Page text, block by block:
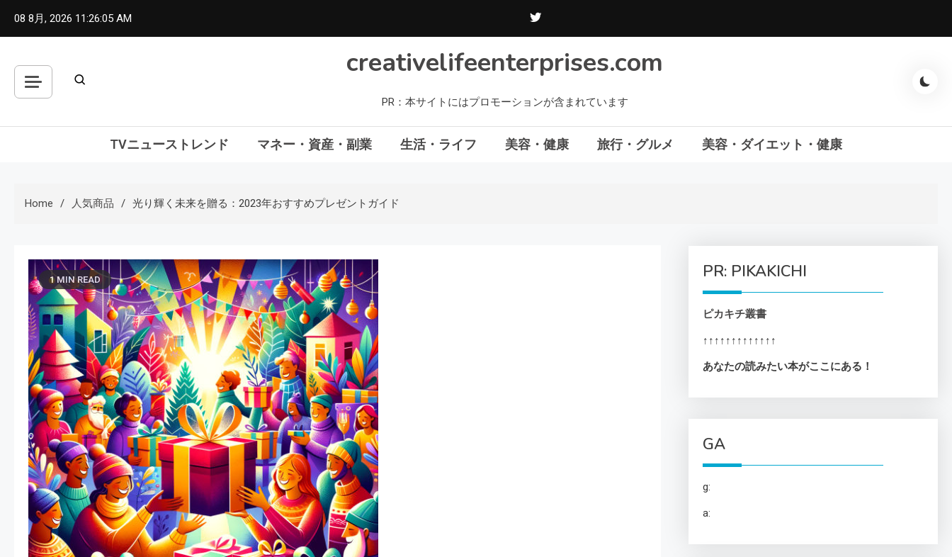
08 8月, 2026 11:26:06 AM
creativelifeenterprises.com
PR：本サイトにはプロモーションが含まれています
TVニューストレンド マネー・資産・副業 生活・ライフ 美容・健康 旅行・グルメ 美容・ダイエット・健康
Home 人気商品 光り輝く未来を贈る：2023年おすすめプレゼントガイド
1 MIN READ PR: PIKAKICHI
ピカキチ叢書
↑↑↑↑↑↑↑↑↑↑↑↑↑
あなたの読みたい本がここにある！
GA
g:
a: